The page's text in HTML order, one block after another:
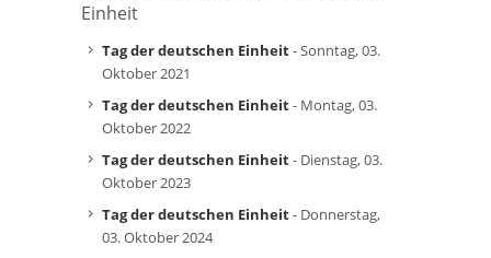
Einheit
Tag der deutschen Einheit- Sonntag, 03.
Oktober 2021
Tag der deutschen Einheit- Montag, 03.
Oktober 2022
Tag der deutschen Einheit- Dienstag, 03.
Oktober 2023
Tag der deutschen Einheit- Donnerstag,
03. Oktober 2024